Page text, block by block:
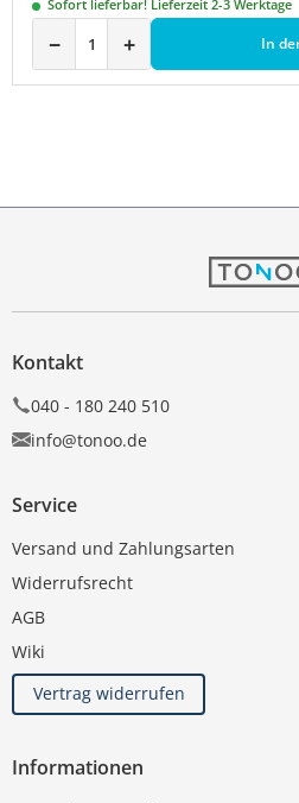
Sofort lieferbar! Lieferzeit 2-3 Werktage
− + In
Kontakt
040 - 180 240 510
info@tonoo.de
Service
Versand und Zahlungsarten
Widerrufsrecht
AGB
Wiki
Vertrag widerrufen
Informationen